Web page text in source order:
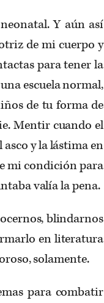
Y aún así
de mi cuerpo y
para tener la
escuela normal,
de tu forma de
Mentir cuando el
y la lástima en
mi condición para
valía la pena.
blindarnos
en literatura
solamente.
para combatir